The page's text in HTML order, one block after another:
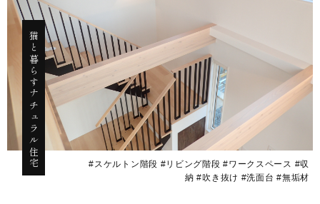
猫と暮らすナチュラル住宅
#スケルトン階段 #リビング階段 #ワークスペース #収
納 #吹き抜け #洗面台 #無垢材